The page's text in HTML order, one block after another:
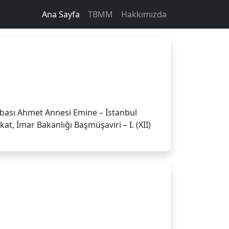
Ana Sayfa TBMM Hakkımızda
Ahmet Annesi Emine – İstanbul
İmar Bakanlığı Başmüşaviri – I. (XII)